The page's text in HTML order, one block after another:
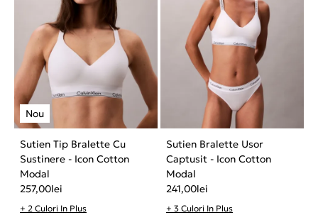
Sutien Tip Bralette Cu
Sustinere - Icon Cotton
Modal
257,00lei
+ 2 Culori In Plus
Sutien Bralette Usor
Captusit - Icon Cotton
Modal
241,00lei
+ 3 Culori In Plus